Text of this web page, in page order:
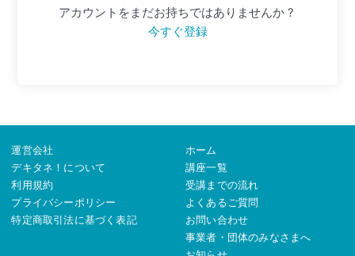
アカウントをまだお持ちではありませんか ?
今すぐ登録
運営会社
デキタネ！について
利用規約
プライバシーポリシー
特定商取引法に基づく表記
ホーム
講座一覧
受講までの流れ
よくあるご質問
お問い合わせ
事業者・団体のみなさまへ